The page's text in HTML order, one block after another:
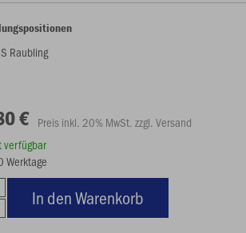
Raubling
€ Preis inkl. 20% MwSt. zzgl. Versand
verfügbar
Werktage
In den Warenkorb